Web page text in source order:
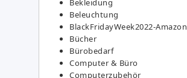
Bekleidung
Beleuchtung
BlackFridayWeek2022-Amazon
Bücher
Bürobedarf
Computer & Büro
Computerzubehör